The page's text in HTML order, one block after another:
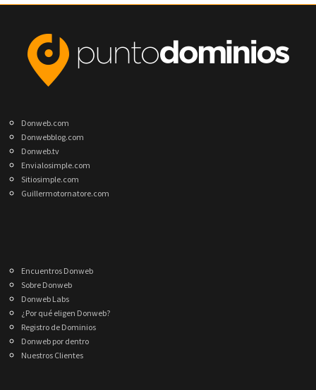
Donweb.com
Donwebblog.com
Donweb.tv
Envialosimple.com
Sitiosimple.com
Guillermotornatore.com
Encuentros Donweb
Sobre Donweb
Donweb Labs
¿Por qué eligen Donweb?
Registro de Dominios
Donweb por dentro
Nuestros Clientes